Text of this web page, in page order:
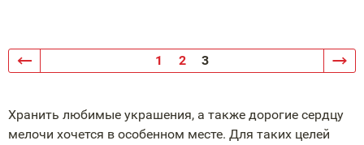
1 2 3
Хранить любимые украшения, а также дорогие сердцу
мелочи хочется в особенном месте. Для таких целей